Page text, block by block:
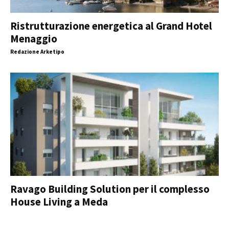
Ristrutturazione energetica al Grand Hotel
Menaggio
Redazione Arketipo
Ravago Building Solution per il complesso
House Living a Meda